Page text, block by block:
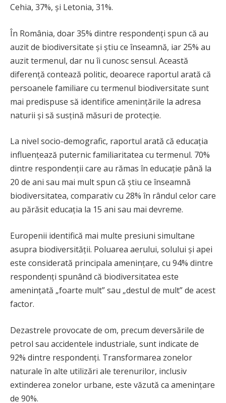
Cehia, 37%, și Letonia, 31%.
În România, doar 35% dintre respondenți spun că au
auzit de biodiversitate și știu ce înseamnă, iar 25% au
auzit termenul, dar nu îi cunosc sensul. Această
diferență contează politic, deoarece raportul arată că
persoanele familiare cu termenul biodiversitate sunt
mai predispuse să identifice amenințările la adresa
naturii și să susțină măsuri de protecție.
La nivel socio-demografic, raportul arată că educația
influențează puternic familiaritatea cu termenul. 70%
dintre respondenții care au rămas în educație până la
20 de ani sau mai mult spun că știu ce înseamnă
biodiversitatea, comparativ cu 28% în rândul celor care
au părăsit educația la 15 ani sau mai devreme.
Europenii identifică mai multe presiuni simultane
asupra biodiversității. Poluarea aerului, solului și apei
este considerată principala amenințare, cu 94% dintre
respondenți spunând că biodiversitatea este
amenințată „foarte mult” sau „destul de mult” de acest
factor.
Dezastrele provocate de om, precum deversările de
petrol sau accidentele industriale, sunt indicate de
92% dintre respondenți. Transformarea zonelor
naturale în alte utilizări ale terenurilor, inclusiv
extinderea zonelor urbane, este văzută ca amenințare
de 90%.